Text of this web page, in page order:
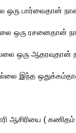
ஒரு பார்வைதான்
ஒரு ரசனைதான்
ஒரு ஆதரவுதான்
இந்த
ஆசிரியை (